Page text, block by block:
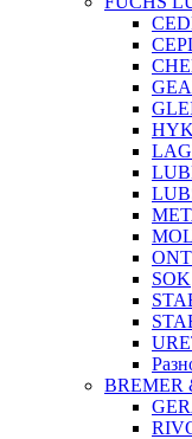
SOK
BREMER